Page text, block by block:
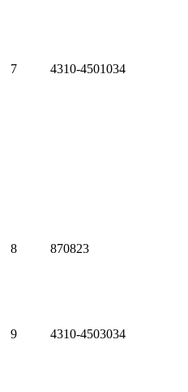
7 4310-4501034
8 870823
9 4310-4503034